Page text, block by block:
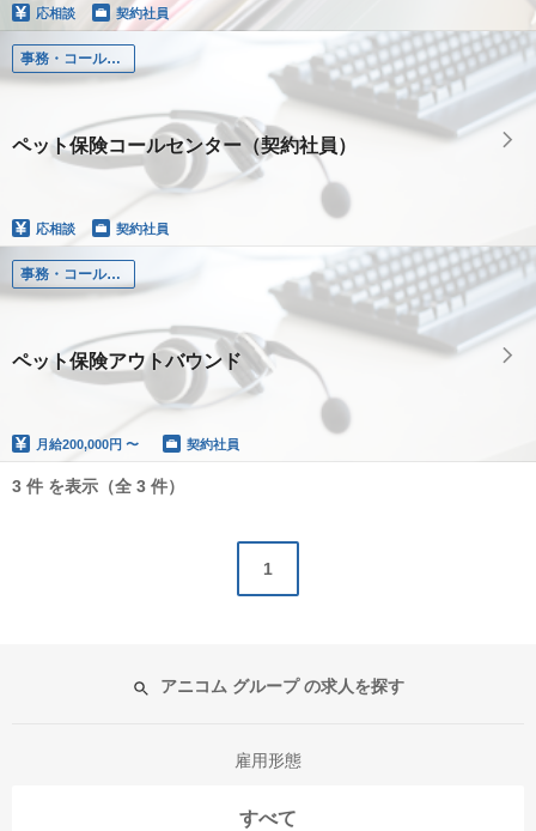
応相談 契約社員
事務・コールセンター
ペット保険コールセンター（契約社員）
応相談 契約社員
事務・コールセンター
ペット保険アウトバウンド
月給200,000円 〜 契約社員
3 件 を表示（全 3 件）
1
アニコム グループ の求人を探す
雇用形態
すべて